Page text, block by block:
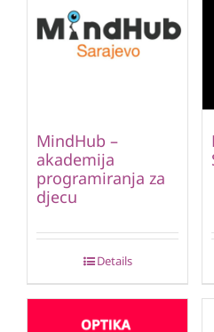
MindHub –
akademija
programiranja za
djecu
Details